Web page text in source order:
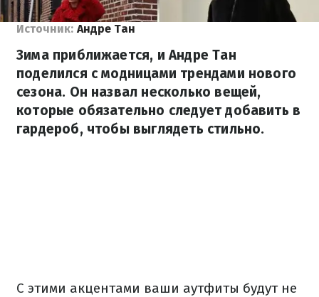
Источник: Андре Тан
Зима приближается, и Андре Тан
поделился с модницами трендами нового
сезона. Он назвал несколько вещей,
которые обязательно следует добавить в
гардероб, чтобы выглядеть стильно.
С этими акцентами ваши аутфиты будут не